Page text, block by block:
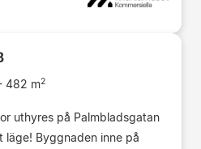
482 m2
uthyres på Palmbladsgatan
Byggnaden inne på